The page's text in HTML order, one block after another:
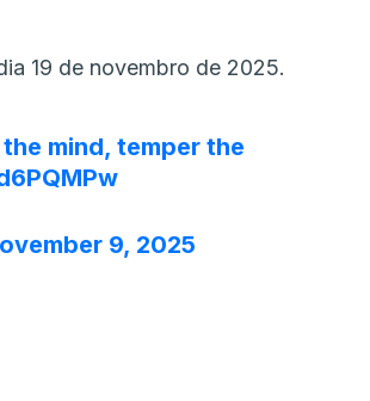
19 de novembro de 2025.
mind, temper the
9, 2025